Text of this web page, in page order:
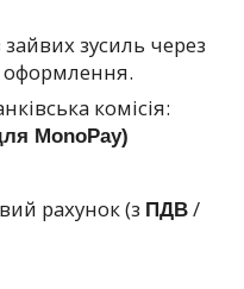
зусиль через
оформлення.
комісія:
MonoPay)
рахунок (з ПДВ /